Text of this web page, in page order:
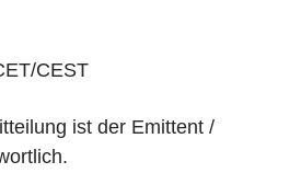
CEST
ist der Emittent /